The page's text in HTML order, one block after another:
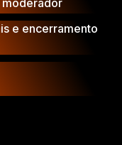
e encerramento